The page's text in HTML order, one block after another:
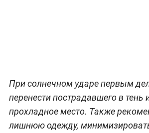
При солнечном ударе первым
перенести пострадавшего в тень
прохладное место. Также
лишнюю одежду,